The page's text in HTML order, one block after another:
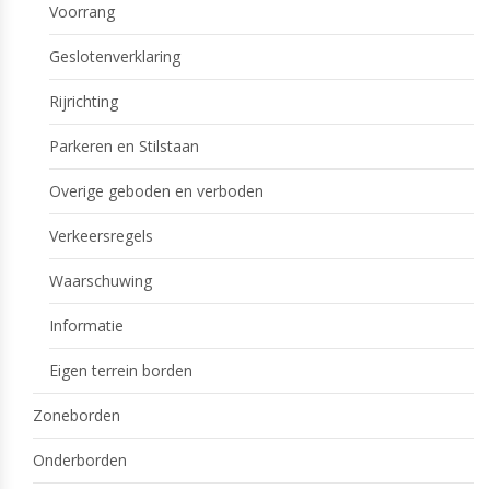
Voorrang
Geslotenverklaring
Rijrichting
Parkeren en Stilstaan
Overige geboden en verboden
Verkeersregels
Waarschuwing
Informatie
Eigen terrein borden
Zoneborden
Onderborden